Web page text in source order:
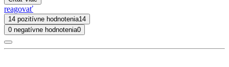
reagovať
14 pozitívne hodnotenia14
0 negatívne hodnotenia0